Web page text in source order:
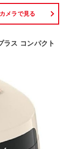
メラで見る
ラス コンパクト